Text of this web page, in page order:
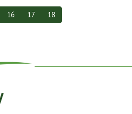
16 17 18